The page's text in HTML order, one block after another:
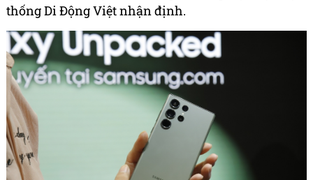
thống Di Động Việt nhận định.